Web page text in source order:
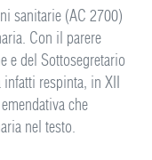
sanitarie (AC 2700)
Con il parere
e del Sottosegretario
infatti respinta, in XII
che
nel testo.